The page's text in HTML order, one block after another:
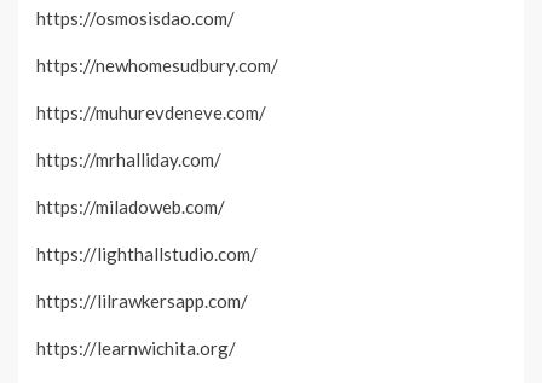
https://osmosisdao.com/
https://newhomesudbury.com/
https://muhurevdeneve.com/
https://mrhalliday.com/
https://miladoweb.com/
https://lighthallstudio.com/
https://lilrawkersapp.com/
https://learnwichita.org/